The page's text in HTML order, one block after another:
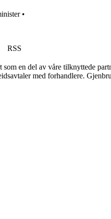
•
RSS
en del av våre tilknyttede
med forhandlere.